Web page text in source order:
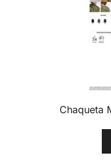
Chaqueta